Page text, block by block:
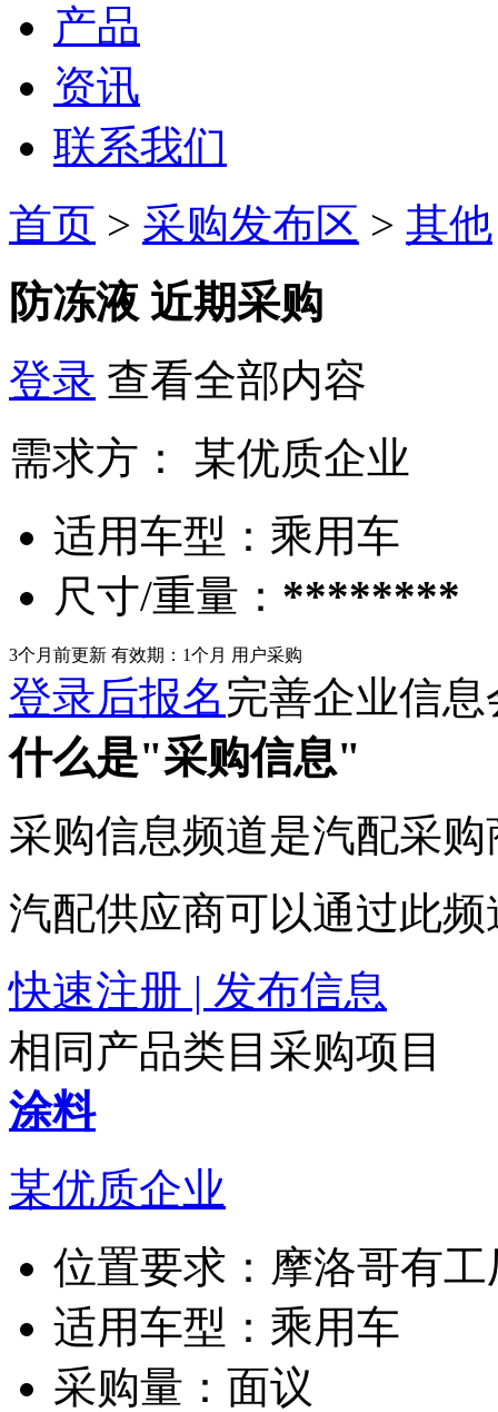
产品
资讯
联系我们
首页 > 采购发布区 > 其他
防冻液 近期采购
登录 查看全部内容
需求方：
某优质企业
适用车型： 乘用车
尺寸/重量： ********
3个月前更新 有效期：1个月 用户采购
登录后报名完善企业信
什么是"采购信息"
采购信息频道是汽配采
汽配供应商可以通过此
快速注册 | 发布信息
相同产品类目采购项目
涂料
某优质企业
位置要求： 摩洛哥有工
适用车型： 乘用车
采购量： 面议